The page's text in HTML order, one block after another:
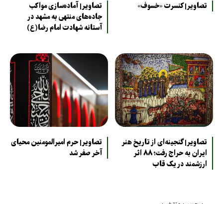
تصاویر| کنسرت «خسوف»
تصاویر| آماده‌سازی مواکب
جاده‌های منتهی به مشهد در
آستانه شهادت امام رضا(ع)
تصاویر| گنجینه‌ای از تاریخ هنر
ایران به حراج رفت؛ ۸۸ اثر
ارزشمند در یک قاب
تصاویر| حرم امیرالمومنین محیای
آخر صفر شد